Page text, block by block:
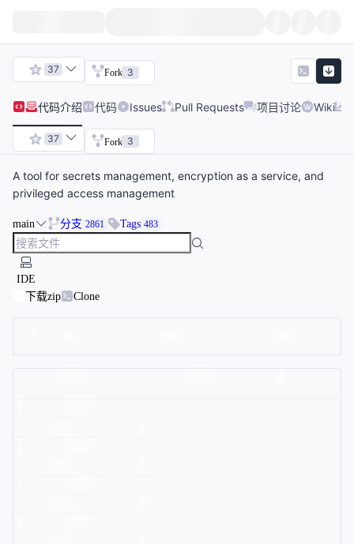
37 Fork 3
代码介绍 代码 Issues Pull Requests 项目讨论 Wiki
37 Fork 3
A tool for secrets management, encryption as a service, and
privileged access management
main 分支 2861 Tags 483
IDE
下载zip
Clone